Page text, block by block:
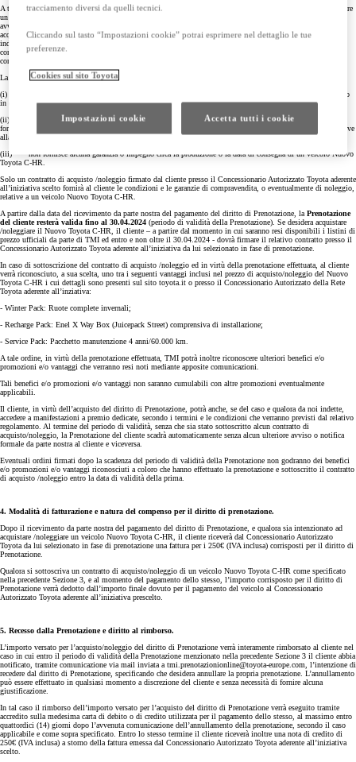
A tal riguardo, resta inteso che il diritto di Prenotazione riserva al cliente la possibilità di acquistare/noleggiare
un veicolo Nuovo Toyota C-HR, non una specifica versione dello stesso. La scelta della versione desiderata
avverrà, previa verifica della disponibilità, contestualmente alla sottoscrizione del contratto di
acquisto/noleggio. A tal riguardo le versioni presenti sulla piattaforma di prenotazione sono puramente
indicative e la preferenza accordata ad una di esse è da intendersi quale mera indicazione di gradimento senza
comportare alcun vincolo né per il cliente né per il Concessionario o per Toyota in fase di finalizzazione del
contratto di acquisto/noleggio.
La Prenotazione:
(i) non costituisce ordine di un veicolo Nuovo Toyota C-HR né accordo di vendita/noleggio del veicolo
in questione da parte nostra e/o del Concessionario Autorizzato Toyota nei confronti del cliente;
(ii) non costituisce impegno od obbligo a carico nostro e/o del Concessionario Autorizzato Toyota di
fornire al cliente un veicolo Nuovo Toyota C-HR o di accordare o accettare condizioni di finanziamento relative
alla vendita del veicolo al cliente;
(iii) non fornisce alcuna garanzia o impegno circa la produzione o la data di consegna di un veicolo Nuovo
Toyota C-HR.
Solo un contratto di acquisto /noleggio firmato dal cliente presso il Concessionario Autorizzato Toyota aderente
all’iniziativa scelto fornirà al cliente le condizioni e le garanzie di compravendita, o eventualmente di noleggio,
relative a un veicolo Nuovo Toyota C-HR.
A partire dalla data del ricevimento da parte nostra del pagamento del diritto di Prenotazione, la Prenotazione
del cliente resterà valida fino al 30.04.2024 (periodo di validità della Prenotazione). Se desidera acquistare
/noleggiare il Nuovo Toyota C-HR, il cliente – a partire dal momento in cui saranno resi disponibili i listini di
prezzo ufficiali da parte di TMI ed entro e non oltre il 30.04.2024 - dovrà firmare il relativo contratto presso il
Concessionario Autorizzato Toyota aderente all’iniziativa da lui selezionato in fase di prenotazione.
In caso di sottoscrizione del contratto di acquisto /noleggio ed in virtù della prenotazione effettuata, al cliente
verrà riconosciuto, a sua scelta, uno tra i seguenti vantaggi inclusi nel prezzo di acquisto/noleggio del Nuovo
Toyota C-HR i cui dettagli sono presenti sul sito toyota.it o presso il Concessionario Autorizzato della Rete
Toyota aderente all’inziativa:
- Winter Pack: Ruote complete invernali;
- Recharge Pack: Enel X Way Box (Juicepack Street) comprensiva di installazione;
- Service Pack: Pacchetto manutenzione 4 anni/60.000 km.
A tale ordine, in virtù della prenotazione effettuata, TMI potrà inoltre riconoscere ulteriori benefici e/o
promozioni e/o vantaggi che verranno resi noti mediante apposite comunicazioni.
Tali benefici e/o promozioni e/o vantaggi non saranno cumulabili con altre promozioni eventualmente
applicabili.
Il cliente, in virtù dell’acquisto del diritto di Prenotazione, potrà anche, se del caso e qualora da noi indette,
accedere a manifestazioni a premio dedicate, secondo i termini e le condizioni che verranno previsti dal relativo
regolamento. Al termine del periodo di validità, senza che sia stato sottoscritto alcun contratto di
acquisto/noleggio, la Prenotazione del cliente scadrà automaticamente senza alcun ulteriore avviso o notifica
formale da parte nostra al cliente e viceversa.
Eventuali ordini firmati dopo la scadenza del periodo di validità della Prenotazione non godranno dei benefici
e/o promozioni e/o vantaggi riconosciuti a coloro che hanno effettuato la prenotazione e sottoscritto il contratto
di acquisto /noleggio entro la data di validità della prima.
4. Modalità di fatturazione e natura del compenso per il diritto di prenotazione.
Dopo il ricevimento da parte nostra del pagamento del diritto di Prenotazione, e qualora sia intenzionato ad
acquistare /noleggiare un veicolo Nuovo Toyota C-HR, il cliente riceverà dal Concessionario Autorizzato
Toyota da lui selezionato in fase di prenotazione una fattura per i 250€ (IVA inclusa) corrisposti per il diritto di
Prenotazione.
Qualora si sottoscriva un contratto di acquisto/noleggio di un veicolo Nuovo Toyota C-HR come specificato
nella precedente Sezione 3, e al momento del pagamento dello stesso, l’importo corrisposto per il diritto di
Prenotazione verrà dedotto dall’importo finale dovuto per il pagamento del veicolo al Concessionario
Autorizzato Toyota aderente all’iniziativa prescelto.
5. Recesso dalla Prenotazione e diritto al rimborso.
L’importo versato per l’acquisto/noleggio del diritto di Prenotazione verrà interamente rimborsato al cliente nel
caso in cui entro il periodo di validità della Prenotazione menzionato nella precedente Sezione 3 il cliente abbia
notificato, tramite comunicazione via mail inviata a tmi.prenotazionionline@toyota-europe.com, l’intenzione di
recedere dal diritto di Prenotazione, specificando che desidera annullare la propria prenotazione. L’annullamento
può essere effettuato in qualsiasi momento a discrezione del cliente e senza necessità di fornire alcuna
giustificazione.
In tal caso il rimborso dell’importo versato per l’acquisto del diritto di Prenotazione verrà eseguito tramite
accredito sulla medesima carta di debito o di credito utilizzata per il pagamento dello stesso, al massimo entro
quattordici (14) giorni dopo l’avvenuta comunicazione dell’annullamento della prenotazione, secondo il caso
applicabile e come sopra specificato. Entro lo stesso termine il cliente riceverà inoltre una nota di credito di
250€ (IVA inclusa) a storno della fattura emessa dal Concessionario Autorizzato Toyota aderente all’iniziativa
scelto.
tracciamento diversi da quelli tecnici.
Cliccando sul tasto “Impostazioni cookie” potrai esprimere nel dettaglio le tue
preferenze.
Cookies sul sito Toyota
Impostazioni cookie Accetta tutti i cookie